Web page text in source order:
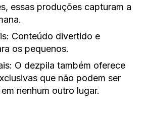
essas produções capturam a
Conteúdo divertido e
os pequenos.
O dezpila também oferece
que não podem ser
nenhum outro lugar.